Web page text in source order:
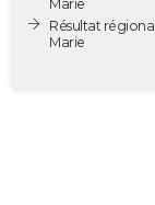
Destinations
City break
Voyage nature
Voyage de noces
Forum
Climat
PHOTO
Marie
Résultat
Marie